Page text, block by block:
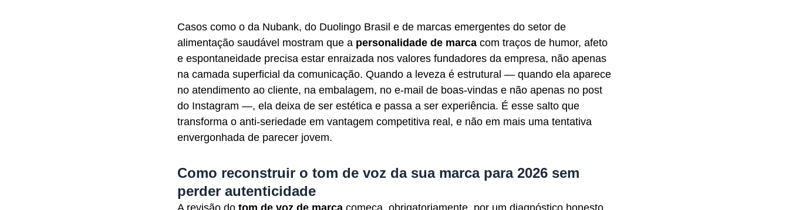
Casos como o da Nubank, do Duolingo Brasil e de marcas emergentes do setor de
alimentação saudável mostram que a personalidade de marca com traços de humor, afeto
e espontaneidade precisa estar enraizada nos valores fundadores da empresa, não apenas
na camada superficial da comunicação. Quando a leveza é estrutural — quando ela aparece
no atendimento ao cliente, na embalagem, no e-mail de boas-vindas e não apenas no post
do Instagram —, ela deixa de ser estética e passa a ser experiência. É esse salto que
transforma o anti-seriedade em vantagem competitiva real, e não em mais uma tentativa
envergonhada de parecer jovem.
Como reconstruir o tom de voz da sua marca para 2026 sem
perder autenticidade
A revisão dotom de voz de marca começa, obrigatoriamente, por um diagnóstico honesto